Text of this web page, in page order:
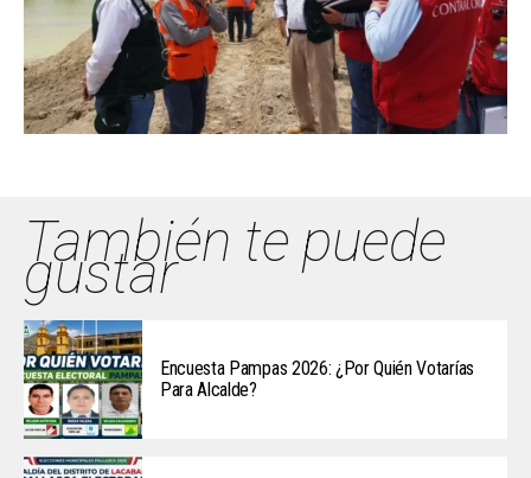
También te puede
gustar
Encuesta Pampas 2026: ¿Por Quién Votarías
Para Alcalde?